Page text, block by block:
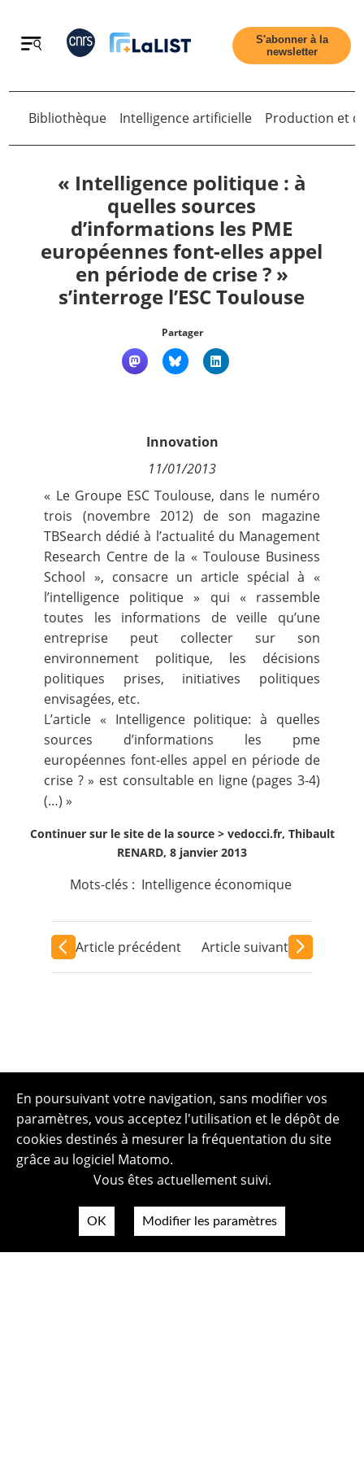
Retour
Tous les articles
S'abonner à la
newsletter
Retour
Bibliothèque Intelligence artificielle Production et
« Intelligence politique : à
quelles sources
d’informations les PME
européennes font-elles appel
en période de crise ? »
s’interroge l’ESC Toulouse
Partager
Innovation
11/01/2013
« Le Groupe ESC Toulouse, dans le numéro
trois (novembre 2012) de son magazine
TBSearch dédié à l’actualité du Management
Research Centre de la « Toulouse Business
School », consacre un article spécial à «
l’intelligence politique » qui « rassemble
toutes les informations de veille qu’une
entreprise peut collecter sur son
environnement politique, les décisions
politiques prises, initiatives politiques
envisagées, etc.
L’article « Intelligence politique: à quelles
sources d’informations les pme
européennes font-elles appel en période de
crise ? » est consultable en ligne (pages 3-4)
(…) »
Continuer sur le site de la source > vedocci.fr, Thibault
RENARD, 8 janvier 2013
Mots-clés : Intelligence économique
Article précédent Article suivant
En poursuivant votre navigation, sans modifier vos
paramètres, vous acceptez l'utilisation et le dépôt de
cookies destinés à mesurer la fréquentation du site
grâce au logiciel Matomo.
Vous êtes actuellement suivi.
OK Modifier les paramètres